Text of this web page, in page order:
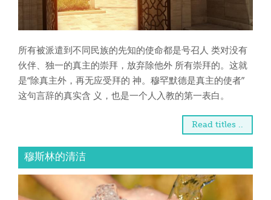
Қазақ
Русский
Somali
اردو
o'zbek
所有被派遣到不同民族的先知的使命都是号召人 类对没有
伙伴、独一的真主的崇拜，放弃除他外 所有崇拜的。这就
是“除真主外，再无应受拜的 神。穆罕默德是真主的使者”
这句言辞的真实含 义，也是一个人入教的第一表白。
Read titles ..
穆斯林的清洁